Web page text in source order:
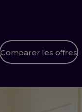
Comparer les offres